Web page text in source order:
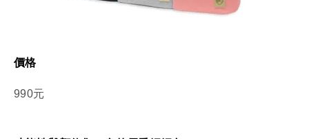
價格
990元